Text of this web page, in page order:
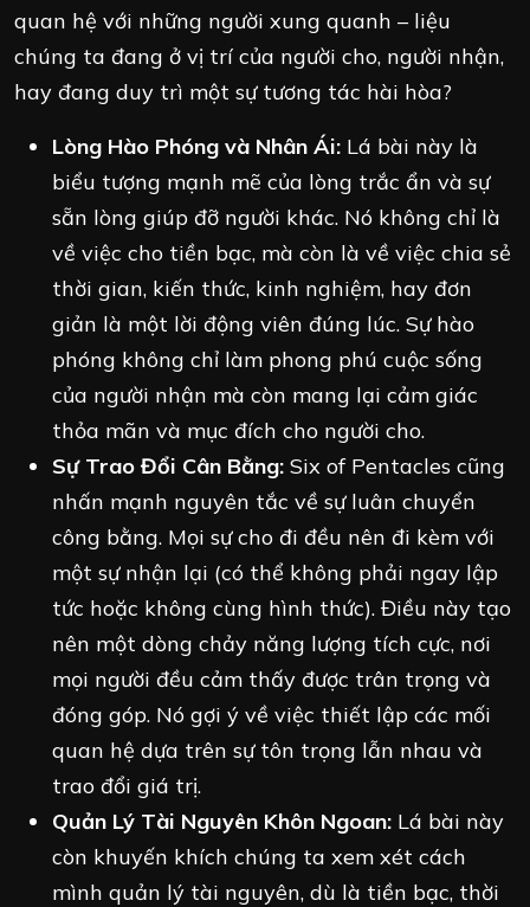
quan hệ với những người xung quanh – liệu
chúng ta đang ở vị trí của người cho, người nhận,
hay đang duy trì một sự tương tác hài hòa?
Lòng Hào Phóng và Nhân Ái: Lá bài này là
biểu tượng mạnh mẽ của lòng trắc ẩn và sự
sẵn lòng giúp đỡ người khác. Nó không chỉ là
về việc cho tiền bạc, mà còn là về việc chia sẻ
thời gian, kiến thức, kinh nghiệm, hay đơn
giản là một lời động viên đúng lúc. Sự hào
phóng không chỉ làm phong phú cuộc sống
của người nhận mà còn mang lại cảm giác
thỏa mãn và mục đích cho người cho.
Sự Trao Đổi Cân Bằng: Six of Pentacles cũng
nhấn mạnh nguyên tắc về sự luân chuyển
công bằng. Mọi sự cho đi đều nên đi kèm với
một sự nhận lại (có thể không phải ngay lập
tức hoặc không cùng hình thức). Điều này tạo
nên một dòng chảy năng lượng tích cực, nơi
mọi người đều cảm thấy được trân trọng và
đóng góp. Nó gợi ý về việc thiết lập các mối
quan hệ dựa trên sự tôn trọng lẫn nhau và
trao đổi giá trị.
Quản Lý Tài Nguyên Khôn Ngoan: Lá bài này
còn khuyến khích chúng ta xem xét cách
mình quản lý tài nguyên, dù là tiền bạc, thời